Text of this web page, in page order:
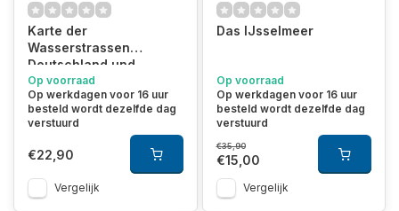
Karte der
Wasserstrassen
Deutschland und
Beneluxländer
Op voorraad
Op werkdagen voor 16 uur
besteld wordt dezelfde dag
verstuurd
€22,90
Vergelijk
Das IJsselmeer
Op voorraad
Op werkdagen voor 16 uur
besteld wordt dezelfde dag
verstuurd
€35,90
€15,00
Vergelijk